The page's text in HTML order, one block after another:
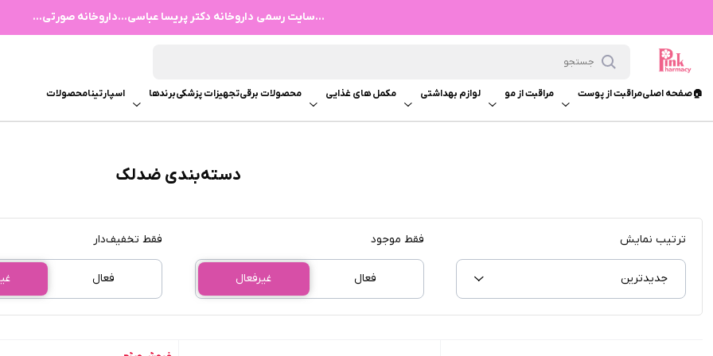
...سایت رسمی داروخانه دکتر پریسا عباسی...داروخانه صورتی...
🏠صفحه اصلیمراقبت از پوست مراقبت از مو لوازم بهداشتی مکمل های غذایی محصولات برقیتجهیزات پزشکیبرندها اسپارتینامحصولات
دسته‌بندی ضدلک
ترتیب نمایش
جدیدترین
فقط موجود
فعال غیرفعال
فقط تخفیف‌دار
فعال